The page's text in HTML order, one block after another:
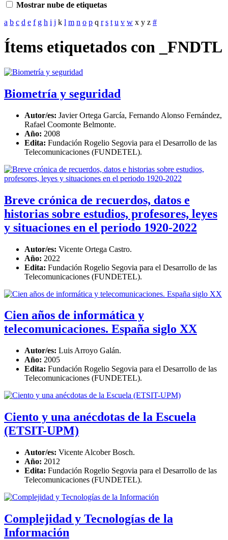
Mostrar nube de etiquetas
a b c d e f g h i j k l m n o p q r s t u v w x y z #
Ítems etiquetados con _FNDTL
Biometría y seguridad
Autor/es: Javier Ortega García, Fernando Alonso Fernández,
Rafael Coomonte Belmonte.
Año: 2008
Edita: Fundación Rogelio Segovia para el Desarrollo de las
Telecomunicaciones (FUNDETEL).
Breve crónica de recuerdos, datos e
historias sobre estudios, profesores, leyes
y situaciones en el periodo 1920-2022
Autor/es: Vicente Ortega Castro.
Año: 2022
Edita: Fundación Rogelio Segovia para el Desarrollo de las
Telecomunicaciones (FUNDETEL).
Cien años de informática y
telecomunicaciones. España siglo XX
Autor/es: Luis Arroyo Galán.
Año: 2005
Edita: Fundación Rogelio Segovia para el Desarrollo de las
Telecomunicaciones (FUNDETEL).
Ciento y una anécdotas de la Escuela
(ETSIT-UPM)
Autor/es: Vicente Alcober Bosch.
Año: 2012
Edita: Fundación Rogelio Segovia para el Desarrollo de las
Telecomunicaciones (FUNDETEL).
Complejidad y Tecnologías de la
Información